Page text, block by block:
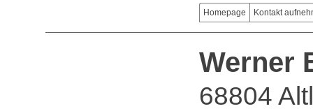
Homepage Kontakt
Werner
68804